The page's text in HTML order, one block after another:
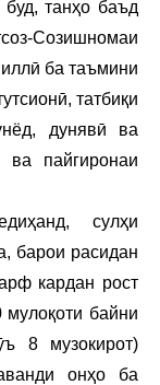
буд, танҳо баъд
Созишномаи
ба таъмини
татбиқи
дунявӣ ва
ва пайгиронаи
сулҳи
барои расидан
кардан рост
байни
8 музокирот)
онҳо ба